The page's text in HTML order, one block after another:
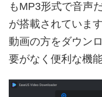
もMP3形式で音声
が搭載されていま
動画の方をダウン
要がなく便利な機